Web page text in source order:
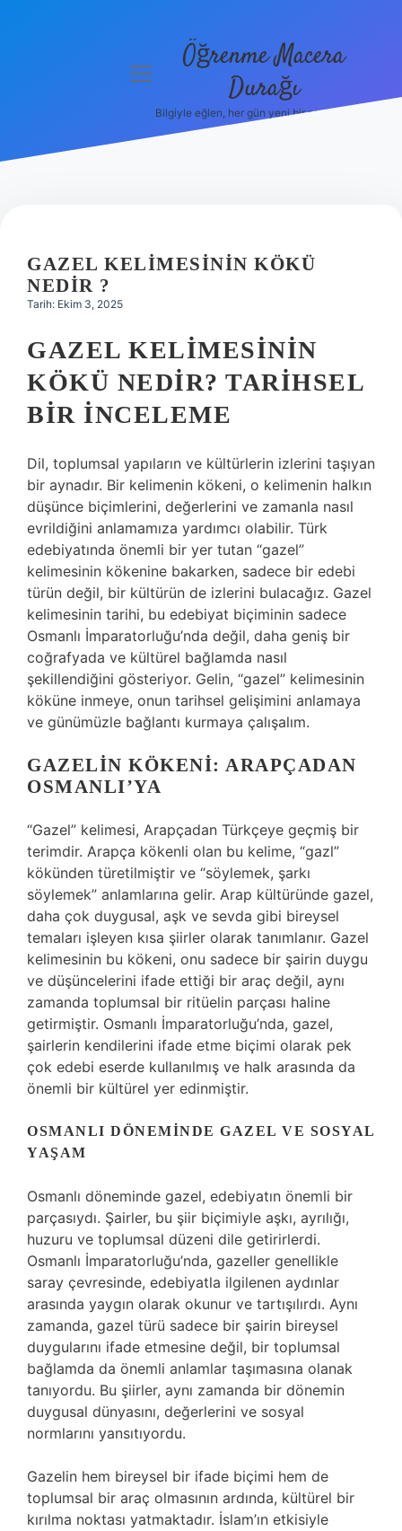
Hakkımızda
menüyü Öğrenme Macera
Durağı
Bilgiyle eğlen, her gün yeni bir şeyler öğren!
GAZEL KELIMESININ KÖKÜ
NEDIR ?
Tarih: Ekim 3, 2025
GAZEL KELIMESININ
KÖKÜ NEDIR? TARIHSEL
BIR İNCELEME
Dil, toplumsal yapıların ve kültürlerin izlerini taşıyan
bir aynadır. Bir kelimenin kökeni, o kelimenin halkın
düşünce biçimlerini, değerlerini ve zamanla nasıl
evrildiğini anlamamıza yardımcı olabilir. Türk
edebiyatında önemli bir yer tutan “gazel”
kelimesinin kökenine bakarken, sadece bir edebi
türün değil, bir kültürün de izlerini bulacağız. Gazel
kelimesinin tarihi, bu edebiyat biçiminin sadece
Osmanlı İmparatorluğu’nda değil, daha geniş bir
coğrafyada ve kültürel bağlamda nasıl
şekillendiğini gösteriyor. Gelin, “gazel” kelimesinin
köküne inmeye, onun tarihsel gelişimini anlamaya
ve günümüzle bağlantı kurmaya çalışalım.
GAZELIN KÖKENI: ARAPÇADAN
OSMANLI’YA
“Gazel” kelimesi, Arapçadan Türkçeye geçmiş bir
terimdir. Arapça kökenli olan bu kelime, “gazl”
kökünden türetilmiştir ve “söylemek, şarkı
söylemek” anlamlarına gelir. Arap kültüründe gazel,
daha çok duygusal, aşk ve sevda gibi bireysel
temaları işleyen kısa şiirler olarak tanımlanır. Gazel
kelimesinin bu kökeni, onu sadece bir şairin duygu
ve düşüncelerini ifade ettiği bir araç değil, aynı
zamanda toplumsal bir ritüelin parçası haline
getirmiştir. Osmanlı İmparatorluğu’nda, gazel,
şairlerin kendilerini ifade etme biçimi olarak pek
çok edebi eserde kullanılmış ve halk arasında da
önemli bir kültürel yer edinmiştir.
OSMANLI DÖNEMINDE GAZEL VE SOSYAL
YAŞAM
Osmanlı döneminde gazel, edebiyatın önemli bir
parçasıydı. Şairler, bu şiir biçimiyle aşkı, ayrılığı,
huzuru ve toplumsal düzeni dile getirirlerdi.
Osmanlı İmparatorluğu’nda, gazeller genellikle
saray çevresinde, edebiyatla ilgilenen aydınlar
arasında yaygın olarak okunur ve tartışılırdı. Aynı
zamanda, gazel türü sadece bir şairin bireysel
duygularını ifade etmesine değil, bir toplumsal
bağlamda da önemli anlamlar taşımasına olanak
tanıyordu. Bu şiirler, aynı zamanda bir dönemin
duygusal dünyasını, değerlerini ve sosyal
normlarını yansıtıyordu.
Gazelin hem bireysel bir ifade biçimi hem de
toplumsal bir araç olmasının ardında, kültürel bir
kırılma noktası yatmaktadır. İslam’ın etkisiyle